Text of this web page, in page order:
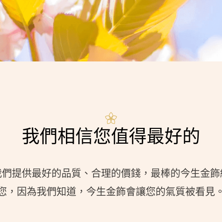
我們相信您值得最好的
們提供最好的品質、合理的價錢，最棒的今生金飾
，因為我們知道，今生金飾會讓您的氣質被看見